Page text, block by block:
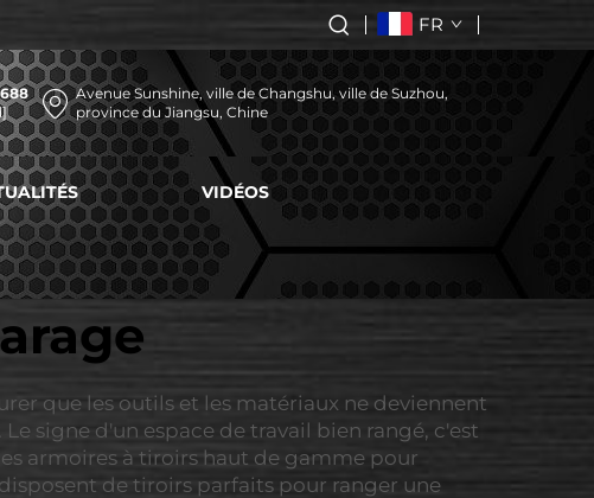
FR
Avenue Sunshine, ville de Changshu, ville de Suzhou,
province du Jiangsu, Chine
VIDÉOS
que les outils et les matériaux ne deviennent
signe d'un espace de travail bien rangé, c'est
armoires à tiroirs haut de gamme pour
de tiroirs parfaits pour ranger une